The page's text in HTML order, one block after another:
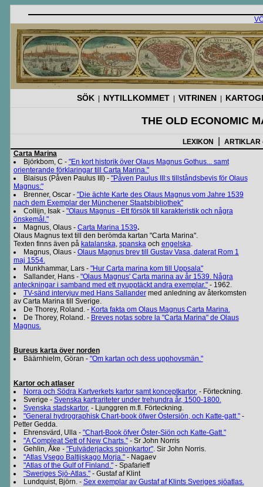
SÖK NYTILLKOMMET VITRINEN
THE OLD ECONOMIC
LEXIKON
ARTIKLAR
Carta Marina
Björkbom, C - "En kort historik över Olaus Magnus Gothus... samt
orienterande förklaringar till Carta Marina."
Blaisus (Påven Paulus III) - "Påven Paulus III:s tillståndsbevis för Olaus
Magnus:"
Brenner, Oscar - "Die ächte Karte des Olaus Magnus vom Jahre 1539
nach dem Exemplar der Münchener Staatsbibliothek"
Collijn, Isak - "Olaus Magnus - Ett försök till karakteristik och några
önskemål."
Magnus, Olaus - Carta Marina 1539.
Olaus Magnus text till den berömda kartan "Carta Marina".
Texten finns även på katalanska, spanskaoch engelska.
Magnus, Olaus - Olaus Magnus brev till Gustav Vasa, daterat Rom 1
maj 1554.
Munkhammar, Lars - "Hur Carta marina kom till Uppsala"
Sallander, Hans - "Olaus Magnus' Carta marina av år 1539. Några
anteckningar i samband med ett nyupptäckt andra exemplar."- 1962.
TV-sänd intervjuv med Hans Sallandermed anledning av återkomsten
av Carta Marina till Sverige.
De Thorey, Roland. - Korta fakta om Olaus Magnus Carta Marina.
De Thorey, Roland. - Breves notas sobre la "Carta Marina" de Olaus
Magnus.
Bureus karta över norden
Bäärnhielm, Göran - "Om kartan och dess upphovsmän."
Kartor och atlaser
Norra och Södra Kartverkets kartor samt konceptkartor.- Förteckning.
Sverige - Svenska kartrariteter under trehundra år, 1500-1800.
Svenska stadskartor.- Ljunggren m.fl. Förteckning.
"General hydrographisk Chart-book öfwer Östersiön, och Katte-gatt."-
Petter Gedda.
Ehrensvärd, Ulla - "Chart-Book öfver Öster-Siön och Katte-Gatt."
"A Compleat Sett of New Charts."- Sr John Norris
Gehlin, Åke - "Fulväderjacks spionkartor". Sir John Norris.
"Atlas Vsego Baltijskago Morja."- Nagaev
"Atlas of the Gulf of Finland."- Spafarieff
"Sweriges Sjö-Atlas."- Gustaf af Klint
Lundquist, Björn. - Sex exemplar av Gustaf af Klints Sveriges sjöatlas.